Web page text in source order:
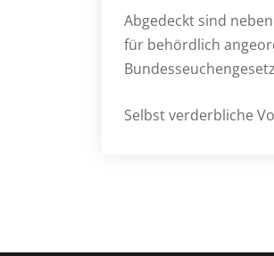
Abgedeckt sind
für behördlich
Selbst verderbliche